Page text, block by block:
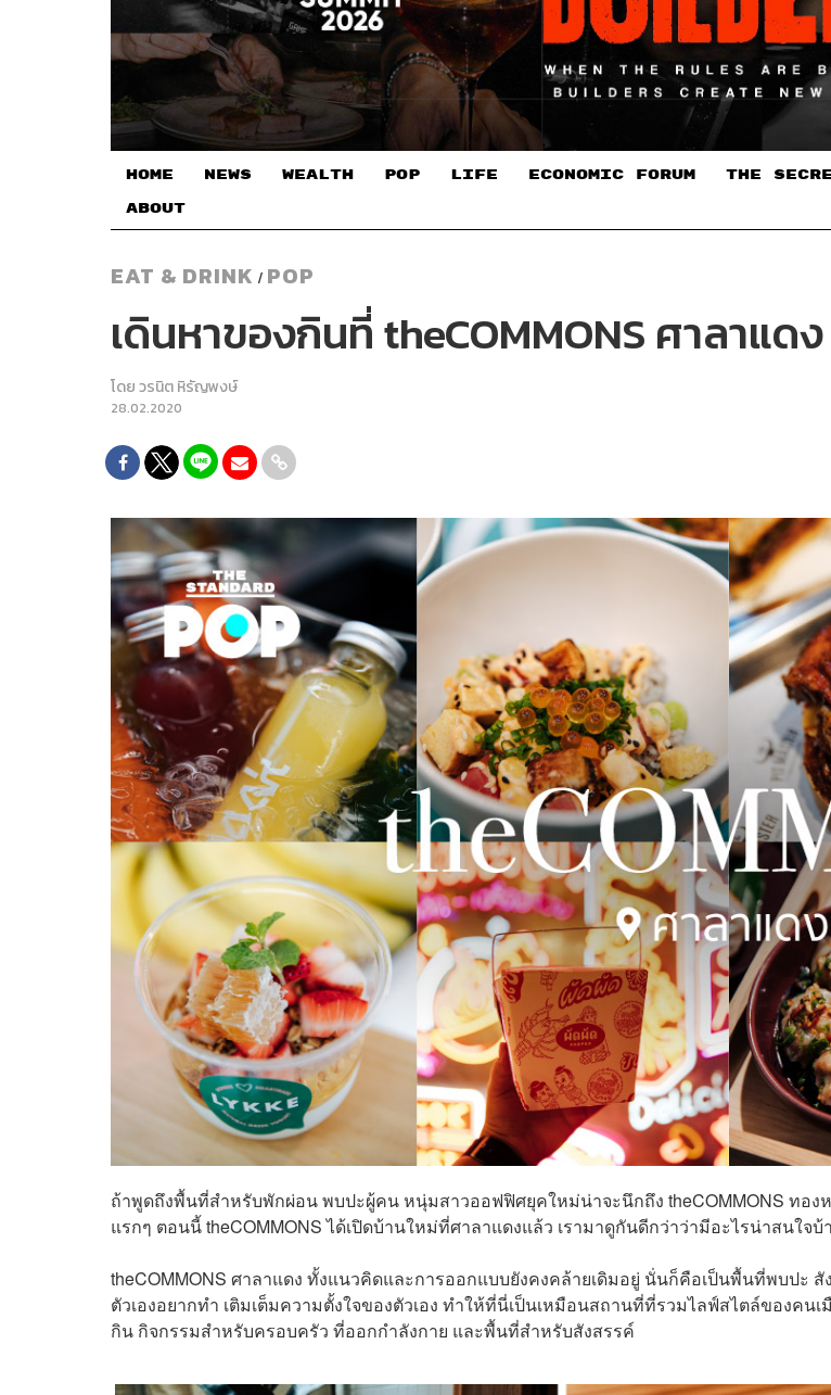
HOME NEWS WEALTH POP LIFE ECONOMIC FORUM THE
ABOUT
EAT & DRINK / POP
เดินหาของกินที่ theCOMMONS ศาลาแด
โดยวรนิต หิรัญพงษ์
28.02.2020
ถ้าพูดถึงพื้นที่สำหรับพักผ่อน พบปะผู้คน หนุ่มสาวออฟฟิศยุคใหม่น่าจะนึกถึง theCOMMONS ทอง
แรกๆ ตอนนี้ theCOMMONS ได้เปิดบ้านใหม่ที่ศาลาแดงแล้ว เรามาดูกันดีกว่าว่ามีอะไรน่าสนใจบ้
theCOMMONS ศาลาแดง ทั้งแนวคิดและการออกแบบยังคงคล้ายเดิมอยู่ นั่นก็คือเป็นพื้นที่พบปะ สั
ตัวเองอยากทำ เติมเต็มความตั้งใจของตัวเอง ทำให้ที่นี่เป็นเหมือนสถานที่ที่รวมไลฟ์สไตล์ของคนเ
กิน กิจกรรมสำหรับครอบครัว ที่ออกกำลังกาย และพื้นที่สำหรับสังสรรค์